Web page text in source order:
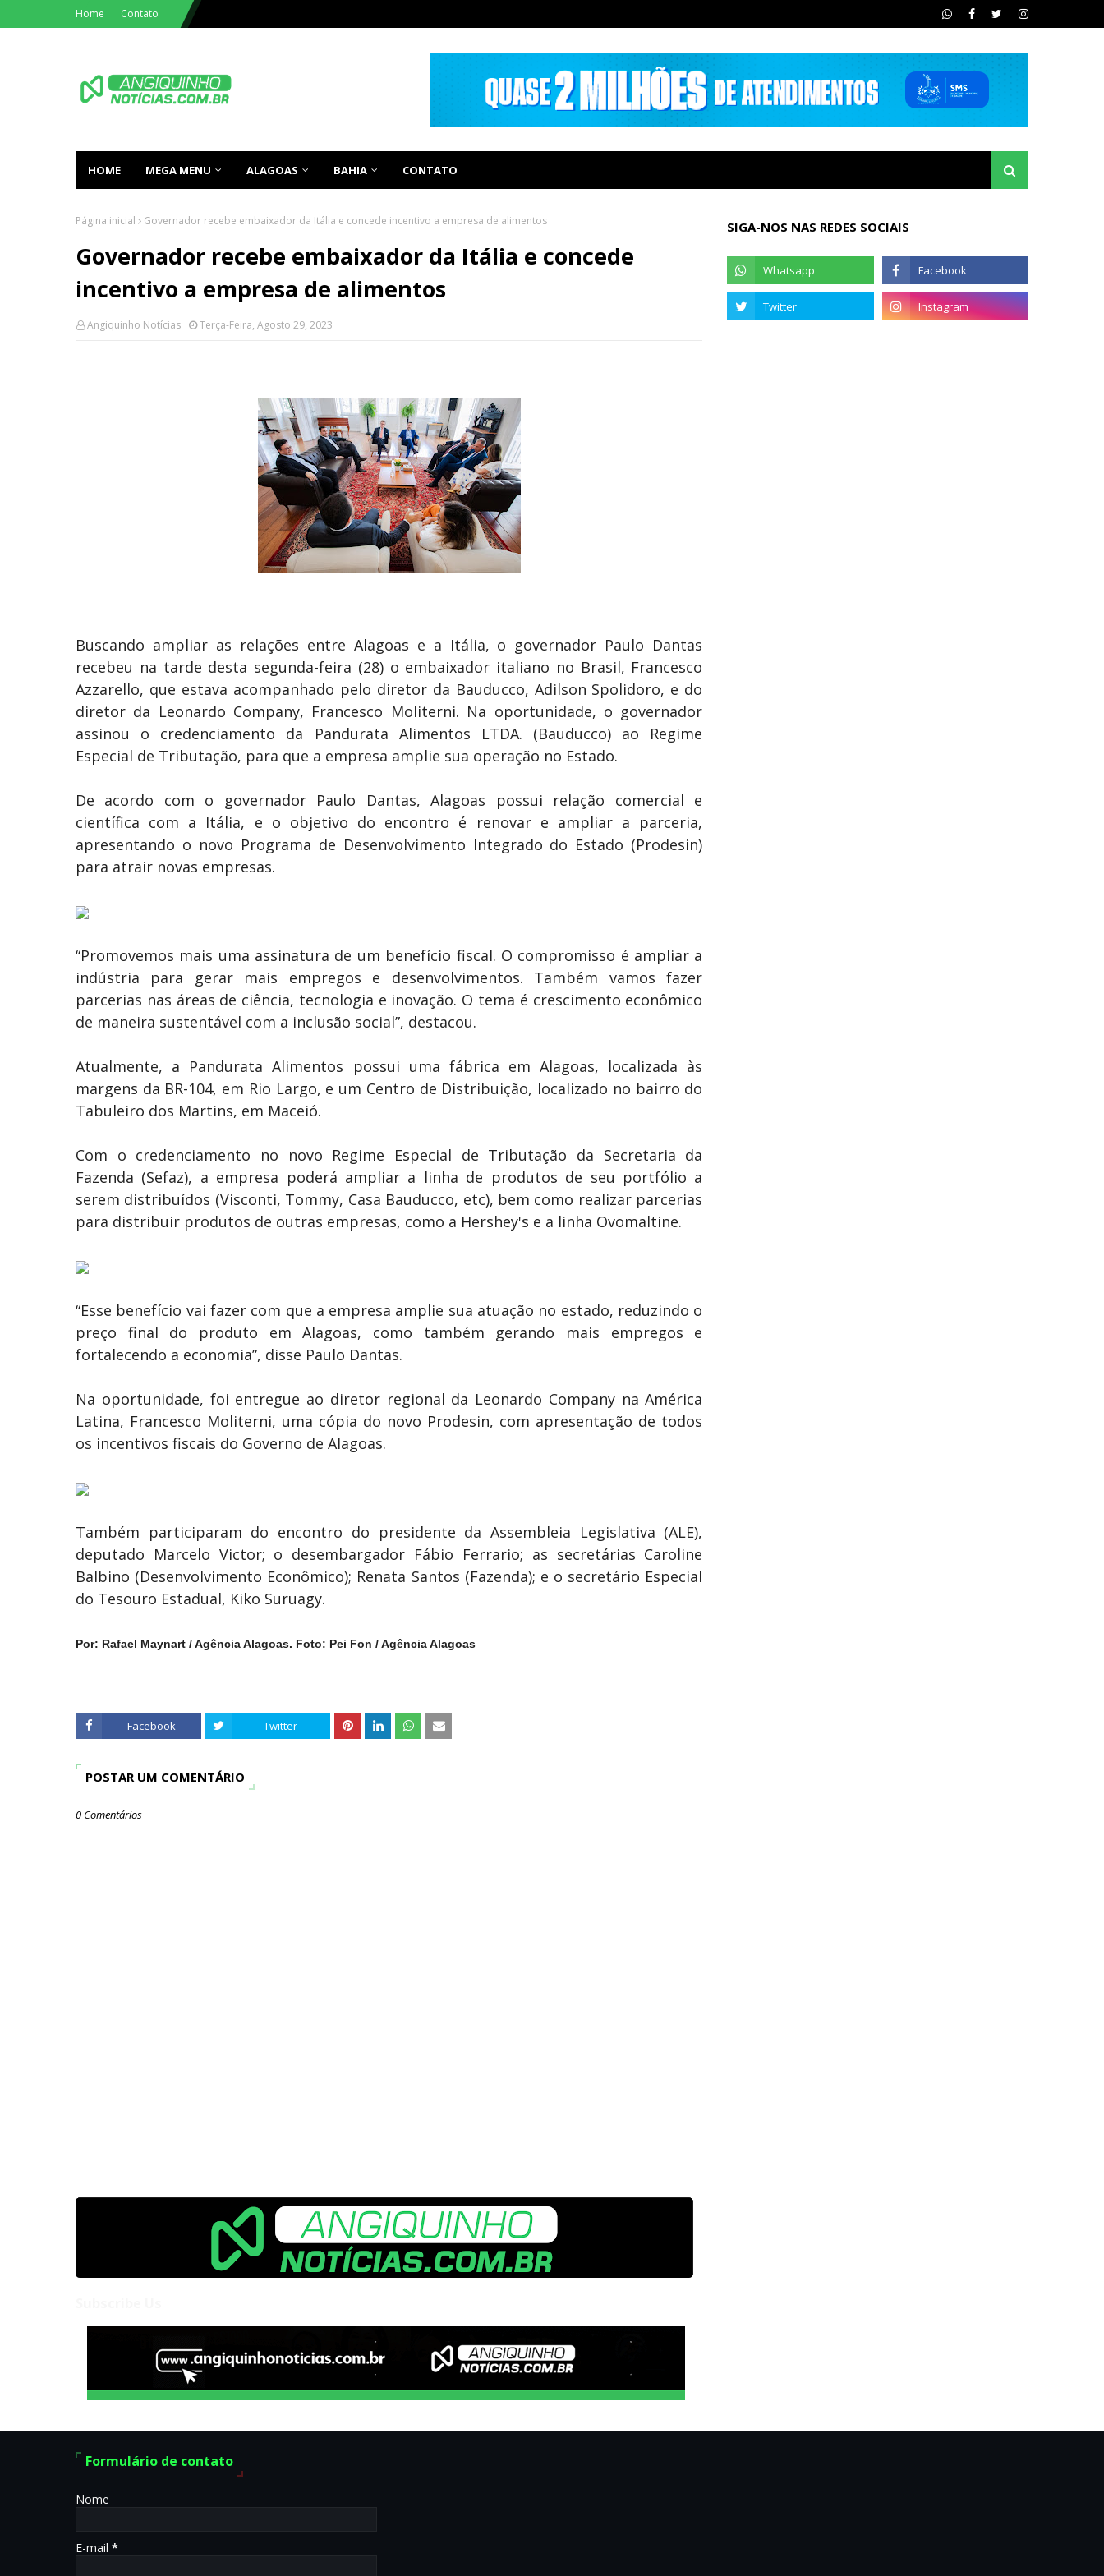
Home Contato
HOME MEGA MENU ALAGOAS BAHIA CONTATO
Página inicial Governador recebe embaixador da Itália e concede incentivo a empresa de alimentos
Governador recebe embaixador da Itália e concede
incentivo a empresa de alimentos
Angiquinho Notícias Terça-Feira, Agosto 29, 2023
Buscando ampliar as relações entre Alagoas e a Itália, o governador Paulo Dantas
recebeu na tarde desta segunda-feira (28) o embaixador italiano no Brasil, Francesco
Azzarello, que estava acompanhado pelo diretor da Bauducco, Adilson Spolidoro, e do
diretor da Leonardo Company, Francesco Moliterni. Na oportunidade, o governador
assinou o credenciamento da Pandurata Alimentos LTDA. (Bauducco) ao Regime
Especial de Tributação, para que a empresa amplie sua operação no Estado.
De acordo com o governador Paulo Dantas, Alagoas possui relação comercial e
científica com a Itália, e o objetivo do encontro é renovar e ampliar a parceria,
apresentando o novo Programa de Desenvolvimento Integrado do Estado (Prodesin)
para atrair novas empresas.
“Promovemos mais uma assinatura de um benefício fiscal. O compromisso é ampliar a
indústria para gerar mais empregos e desenvolvimentos. Também vamos fazer
parcerias nas áreas de ciência, tecnologia e inovação. O tema é crescimento econômico
de maneira sustentável com a inclusão social”, destacou.
Atualmente, a Pandurata Alimentos possui uma fábrica em Alagoas, localizada às
margens da BR-104, em Rio Largo, e um Centro de Distribuição, localizado no bairro do
Tabuleiro dos Martins, em Maceió.
Com o credenciamento no novo Regime Especial de Tributação da Secretaria da
Fazenda (Sefaz), a empresa poderá ampliar a linha de produtos de seu portfólio a
serem distribuídos (Visconti, Tommy, Casa Bauducco, etc), bem como realizar parcerias
para distribuir produtos de outras empresas, como a Hershey's e a linha Ovomaltine.
“Esse benefício vai fazer com que a empresa amplie sua atuação no estado, reduzindo o
preço final do produto em Alagoas, como também gerando mais empregos e
fortalecendo a economia”, disse Paulo Dantas.
Na oportunidade, foi entregue ao diretor regional da Leonardo Company na América
Latina, Francesco Moliterni, uma cópia do novo Prodesin, com apresentação de todos
os incentivos fiscais do Governo de Alagoas.
Também participaram do encontro do presidente da Assembleia Legislativa (ALE),
deputado Marcelo Victor; o desembargador Fábio Ferrario; as secretárias Caroline
Balbino (Desenvolvimento Econômico); Renata Santos (Fazenda); e o secretário Especial
do Tesouro Estadual, Kiko Suruagy.
Por: Rafael Maynart / Agência Alagoas. Foto: Pei Fon / Agência Alagoas
Facebook Twitter
POSTAR UM COMENTÁRIO
0 Comentários
SIGA-NOS NAS REDES SOCIAIS
Formulário de contato
Nome
E-mail *